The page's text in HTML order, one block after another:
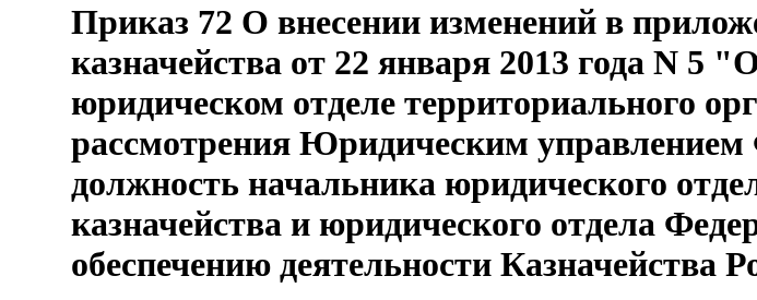
Приказ 72 О внесении изменений в
казначейства от 22 января 2013 года N 5
юридическом отделе территориального
рассмотрения Юридическим управлением
должность начальника юридического
казначейства и юридического отдела
обеспечению деятельности Казначейства